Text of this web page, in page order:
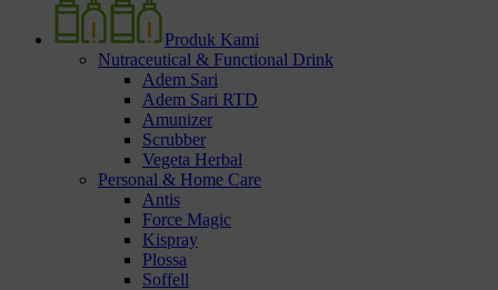
Produk Kami
Nutraceutical & Functional Drink
Adem Sari
Adem Sari RTD
Amunizer
Scrubber
Vegeta Herbal
Personal & Home Care
Antis
Force Magic
Kispray
Plossa
Soffell